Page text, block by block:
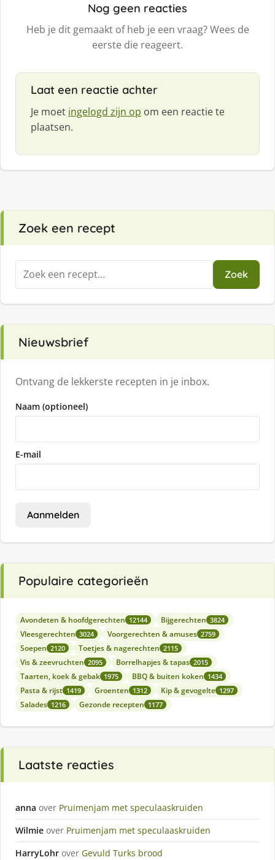
Nog geen reacties
Heb je dit gemaakt of heb je een vraag? Wees de
eerste die reageert.
Laat een reactie achter
Je moet ingelogd zijn op om een reactie te
plaatsen.
Zoek een recept
Zoeken
naar:
Zoek
Nieuwsbrief
Ontvang de lekkerste recepten in je inbox.
Naam (optioneel)
E-mail
Aanmelden
Populaire categorieën
Avondeten & hoofdgerechten 12144 Bijgerechten 3824
Vleesgerechten 3024 Voorgerechten & amuses 2759
Soepen 2120 Toetjes & nagerechten 2115
Vis & zeevruchten 2095 Borrelhapjes & tapas 2015
Taarten, koek & gebak 1975 BBQ & buiten koken 1434
Pasta & rijst 1419 Groenten 1312 Kip & gevogelte 1297
Salades 1216 Gezonde recepten 1177
Laatste reacties
anna over Pruimenjam met speculaaskruiden
Wilmie over Pruimenjam met speculaaskruiden
HarryLohr over Gevuld Turks brood